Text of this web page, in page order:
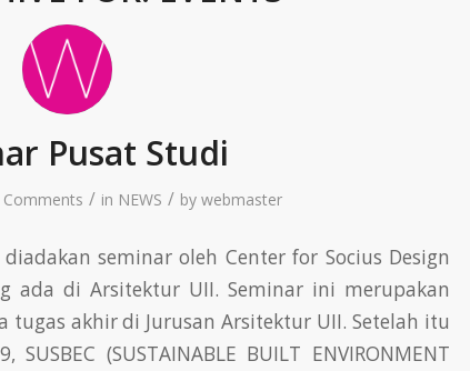
Pusat Studi
Comments / in NEWS / by webmaster
seminar oleh Center for Socius Design
ada di Arsitektur UII. Seminar ini merupakan
tugas akhir di Jurusan Arsitektur UII. Setelah itu
(SUSTAINABLE BUILT ENVIRONMENT